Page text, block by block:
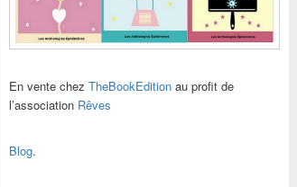
En vente chez TheBookEdition au profit de
l’association Rêves
Blog.